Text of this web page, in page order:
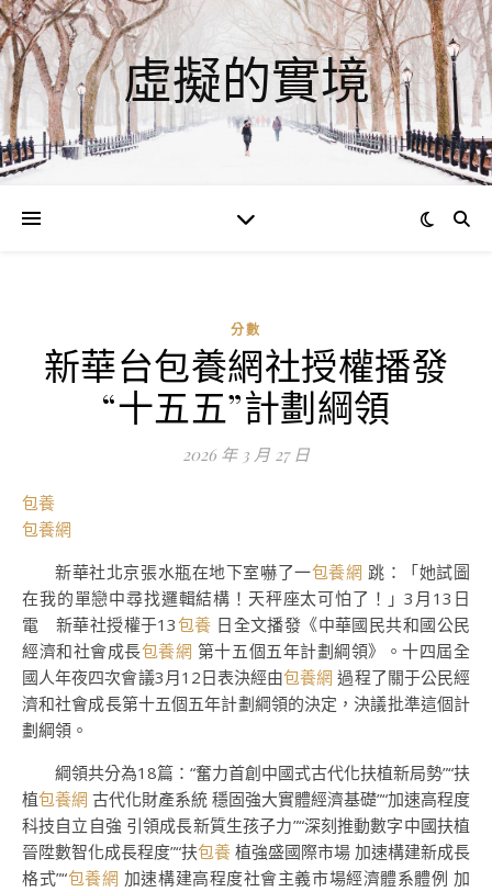
虛擬的實境
分數
新華台包養網社授權播發
“十五五”計劃綱領
2026 年 3 月 27 日
包養
包養網
新華社北京張水瓶在地下室嚇了一包養網 跳：「她試圖
在我的單戀中尋找邏輯結構！天秤座太可怕了！」3月13日
電 新華社授權于13包養 日全文播發《中華國民共和國公民
經濟和社會成長包養網 第十五個五年計劃綱領》。十四屆全
國人年夜四次會議3月12日表決經由包養網 過程了關于公民經
濟和社會成長第十五個五年計劃綱領的決定，決議批準這個計
劃綱領。
綱領共分為18篇：“奮力首創中國式古代化扶植新局勢”“扶
植包養網 古代化財產系統 穩固強大實體經濟基礎”“加速高程度
科技自立自強 引領成長新質生孩子力”“深刻推動數字中國扶植
晉陞數智化成長程度”“扶包養 植強盛國際市場 加速構建新成長
格式”“包養網 加速構建高程度社會主義市場經濟體系體例 加